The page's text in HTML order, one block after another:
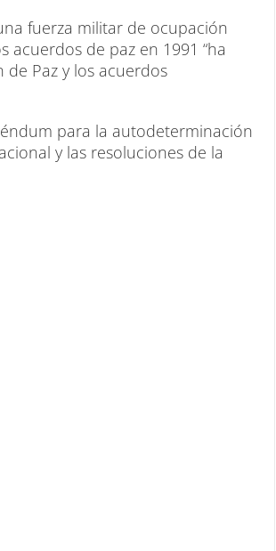
fuerza militar de ocupación
acuerdos de paz en 1991 “ha
Paz y los acuerdos
para la autodeterminación
y las resoluciones de la